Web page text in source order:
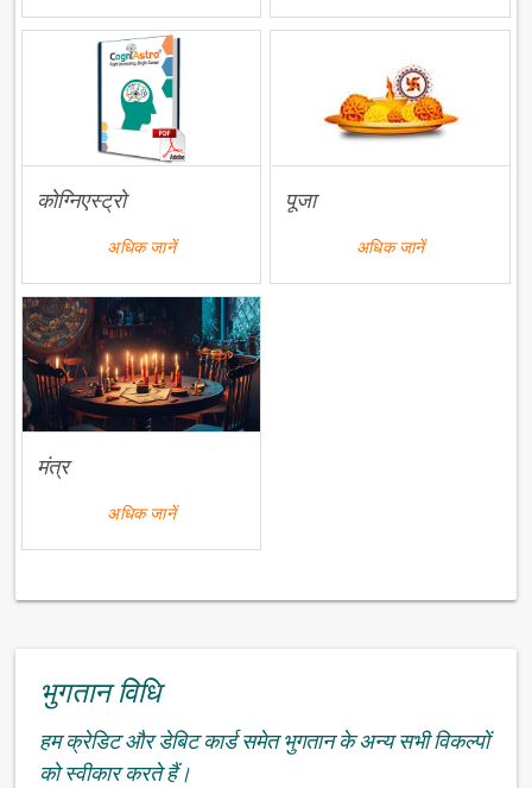
कोग्निएस्ट्रो
अधिक जानें
पूजा
अधिक जानें
मंत्र
अधिक जानें
भुगतान विधि
हम क्रेडिट और डेबिट कार्ड समेत भुगतान के अन्य सभी विकल्पों
को स्वीकार करते हैं।